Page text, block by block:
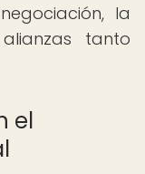
la
tanto
el